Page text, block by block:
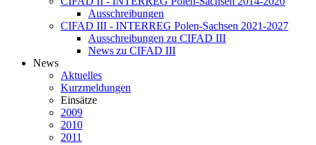
Ausschreibungen
CIFAD III - INTERREG Polen-Sachsen 2021-2027
Ausschreibungen zu CIFAD III
News zu CIFAD III
News
Aktuelles
Kurzmeldungen
Einsätze
2009
2010
2011